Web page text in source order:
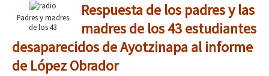
Padres y madres
de los 43
Respuesta de los padres y las
madres de los 43 estudiantes
desaparecidos de Ayotzinapa al informe
de López Obrador